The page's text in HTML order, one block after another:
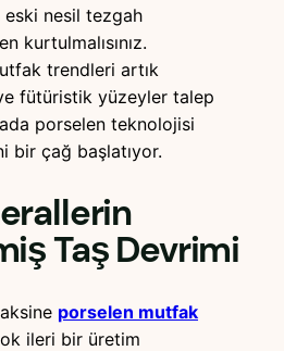
eski nesil tezgah
kurtulmalısınız.
trendleri artık
fütüristik yüzeyler talep
porselen teknolojisi
bir çağ başlatıyor.
Taş Devrimi
porselen mutfak
ileri bir üretim